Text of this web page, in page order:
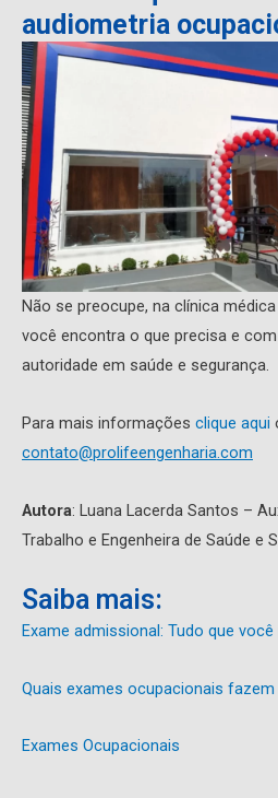
audiometria
Não se preocupe, na clínica
você encontra o que precisa e
autoridade em saúde e segurança.
Para mais informações clique aqui
contato@prolifeengenharia.com
Autora: Luana Lacerda Santos –
Trabalho e Engenheira de Saúde e
Saiba mais:
Exame admissional: Tudo que
Quais exames ocupacionais fazem
Exames Ocupacionais